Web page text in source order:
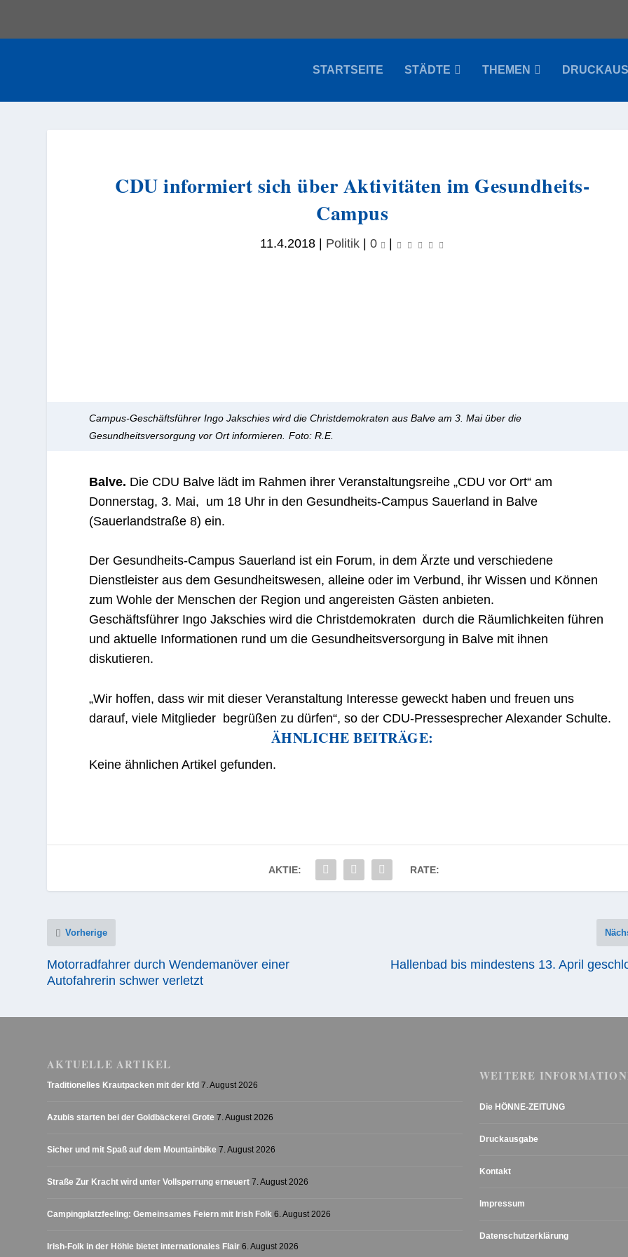
STARTSEITE STÄDTE THEMEN
CDU informiert sich über Aktivitäten im Gesundheits-
Campus
11.4.2018| Politik| 0
Campus-Geschäftsführer Ingo Jakschies wird die Christdemokraten aus Balve am 3. Mai über die
Gesundheitsversorgung vor Ort informieren. Foto: R.E.
Balve. Die CDU Balve lädt im Rahmen ihrer Veranstaltungsreihe „CDU vor Ort“ am
Donnerstag, 3. Mai, um 18 Uhr in den Gesundheits-Campus Sauerland in Balve
(Sauerlandstraße 8) ein.
Der Gesundheits-Campus Sauerland ist ein Forum, in dem Ärzte und verschiedene
Dienstleister aus dem Gesundheitswesen, alleine oder im Verbund, ihr Wissen und Können
zum Wohle der Menschen der Region und angereisten Gästen anbieten.
Geschäftsführer Ingo Jakschies wird die Christdemokraten durch die Räumlichkeiten führen
und aktuelle Informationen rund um die Gesundheitsversorgung in Balve mit ihnen
diskutieren.
„Wir hoffen, dass wir mit dieser Veranstaltung Interesse geweckt haben und freuen uns
darauf, viele Mitglieder begrüßen zu dürfen“, so der CDU-Pressesprecher Alexander Schulte.
ÄHNLICHE BEITRÄGE:
Keine ähnlichen Artikel gefunden.
AKTIE: RATE:
Vorherige
Motorradfahrer durch Wendemanöver einer
Autofahrerin schwer verletzt
Hallenbad bis mindestens 13. April
AKTUELLE ARTIKEL
Traditionelles Krautpacken mit der kfd 7. August 2026
Azubis starten bei der Goldbäckerei Grote 7. August 2026
Sicher und mit Spaß auf dem Mountainbike 7. August 2026
Straße Zur Kracht wird unter Vollsperrung erneuert 7. August 2026
Campingplatzfeeling: Gemeinsames Feiern mit Irish Folk 6. August 2026
Irish-Folk in der Höhle bietet internationales Flair 6. August 2026
WEITERE
Die HÖNNE-ZEITUNG
Druckausgabe
Kontakt
Impressum
Datenschutzerklärung